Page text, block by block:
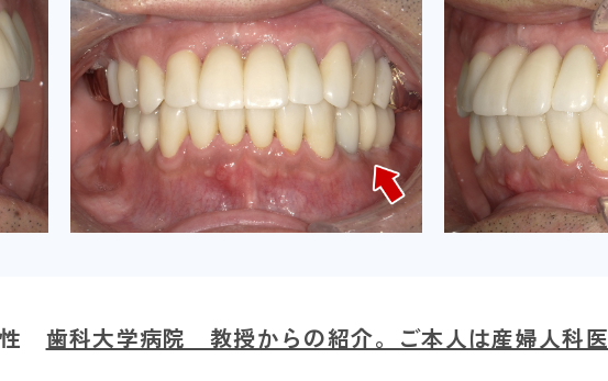
歯科大学病院 教授からの紹介。ご本人は産婦人科医